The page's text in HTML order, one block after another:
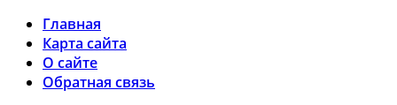
Главная
Карта сайта
О сайте
Обратная связь